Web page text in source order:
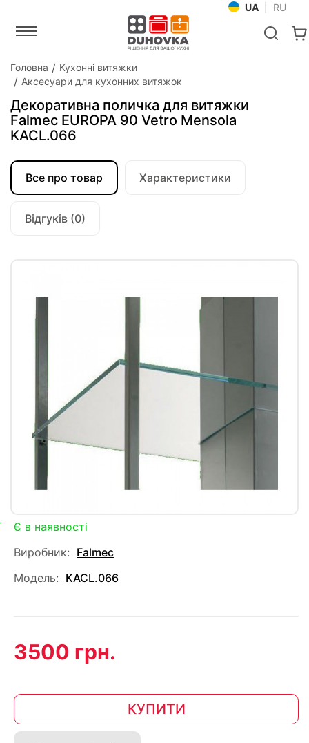
UA RU
Головна
Кухонні витяжки
Аксесуари для кухонних витяжок
Декоративна поличка для витяжки
Falmec EUROPA 90 Vetro Mensola
KACL.066
Все про товар Характеристики
Відгуків (0)
Є в наявності
Виробник: Falmec
Модель: KACL.066
3500 грн.
КУПИТИ